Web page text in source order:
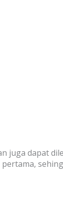
juga dapat